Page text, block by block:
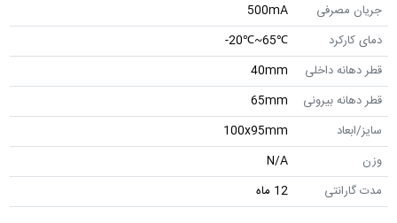
جریان مصرفی
500mA
دمای کارکرد
℃65~℃20-
قطر دهانه داخلی
40mm
قطر دهانه بیرونی
65mm
سایز/ابعاد
100x95mm
وزن
N/A
مدت گارانتی
12 ماه